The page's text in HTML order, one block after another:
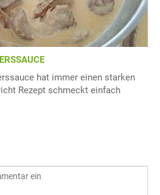
hat immer einen starken
Rezept schmeckt einfach